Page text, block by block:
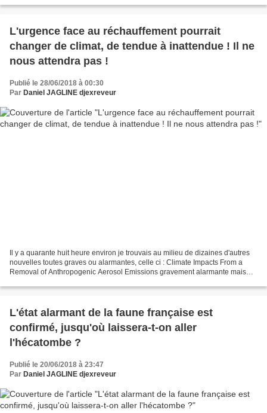
L'urgence face au réchauffement pourrait
changer de climat, de tendue à inattendue ! Il ne
nous attendra pas !
Publié le 28/06/2018 à 00:30
Par Daniel JAGLINE djexreveur
Il y a quarante huit heure environ je trouvais au milieu de dizaines d'autres
nouvelles toutes graves ou alarmantes, celle ci : Climate Impacts From a
Removal of Anthropogenic Aerosol Emissions gravement alarmante mais
L'état alarmant de la faune française est
confirmé, jusqu'où laissera-t-on aller
l'hécatombe ?
Publié le 20/06/2018 à 23:47
Par Daniel JAGLINE djexreveur